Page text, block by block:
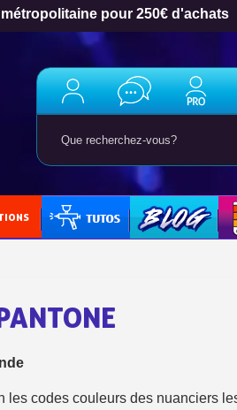
pour 250€ d'achats
: 5€ de réduction
h en France Métropolitaine
pour 250€ d'achats
TUTO BLOG
les codes couleurs des nuanciers